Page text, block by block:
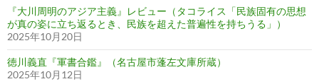
『大川周明のアジア主義』レビュー（タコライス「民族固有の思想
が真の姿に立ち返るとき、民族を超えた普遍性を持ちうる」）
2025年10月20日
徳川義直『軍書合鑑』（名古屋市蓬左文庫所蔵）
2025年10月12日